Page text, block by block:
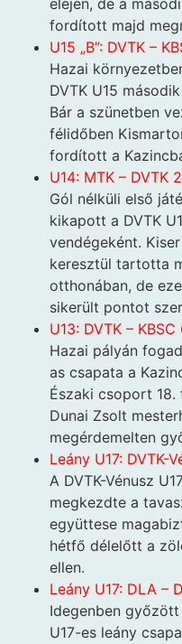
elején, de a
fordított majd
U15 „B”: DVTK –
Hazai
DVTK U15
Bár a szünetben
félidőben
fordított a
U14: MTK – DVTK
Gól nélküli első
kikapott a DVTK
vendégeként.
keresztül tartotta
otthonában, de
sikerült pontot
U13: DVTK –
Hazai pályán
as csapata a
Északi csoport
Dunai Zsolt
megérdemelten
Leány U17: DVTK-
A DVTK-Vénusz
megkezdte a
együttese
hétfő délelőtt a
ellen.
Leány U17: DLA –
Idegenben győzött
U17-es leány